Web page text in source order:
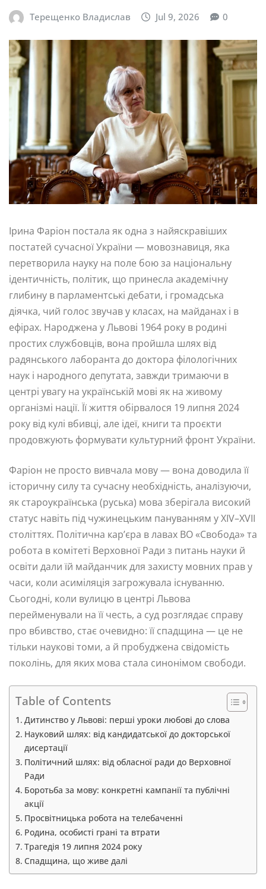
Терещенко Владислав Jul 9, 2026 0
Ірина Фаріон постала як одна з найяскравіших
постатей сучасної України — мовознавиця, яка
перетворила науку на поле бою за національну
ідентичність, політик, що принесла академічну
глибину в парламентські дебати, і громадська
діячка, чий голос звучав у класах, на майданах і в
ефірах. Народжена у Львові 1964 року в родині
простих службовців, вона пройшла шлях від
радянського лаборанта до доктора філологічних
наук і народного депутата, завжди тримаючи в
центрі увагу на українській мові як на живому
організмі нації. Її життя обірвалося 19 липня 2024
року від кулі вбивці, але ідеї, книги та проєкти
продовжують формувати культурний фронт України.
Фаріон не просто вивчала мову — вона доводила її
історичну силу та сучасну необхідність, аналізуючи,
як староукраїнська (руська) мова зберігала високий
статус навіть під чужинецьким пануванням у XIV–XVII
століттях. Політична кар’єра в лавах ВО «Свобода» та
робота в комітеті Верховної Ради з питань науки й
освіти дали їй майданчик для захисту мовних прав у
часи, коли асиміляція загрожувала існуванню.
Сьогодні, коли вулицю в центрі Львова
перейменували на її честь, а суд розглядає справу
про вбивство, стає очевидно: її спадщина — це не
тільки наукові томи, а й пробуджена свідомість
поколінь, для яких мова стала синонімом свободи.
Table of Contents
Дитинство у Львові: перші уроки любові до слова
Науковий шлях: від кандидатської до докторської
дисертації
Політичний шлях: від обласної ради до Верховної
Ради
Боротьба за мову: конкретні кампанії та публічні
акції
Просвітницька робота на телебаченні
Родина, особисті грані та втрати
Трагедія 19 липня 2024 року
Спадщина, що живе далі